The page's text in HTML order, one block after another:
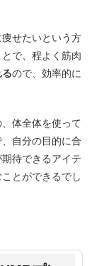
せたいという方
で、程よく筋肉
ので、効率的に
体全体を使って
自分の目的に合
待できるアイテ
とができるでし